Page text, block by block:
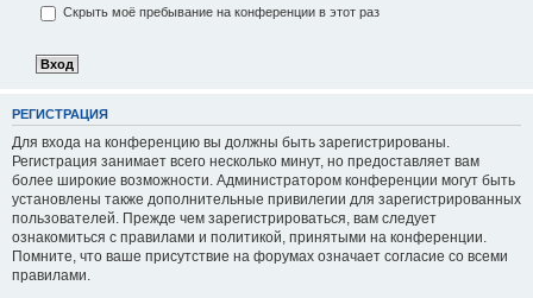
Скрыть моё пребывание на конференции в этот раз
РЕГИСТРАЦИЯ
Для входа на конференцию вы должны быть зарегистрированы.
Регистрация занимает всего несколько минут, но предоставляет вам
более широкие возможности. Администратором конференции могут быть
установлены также дополнительные привилегии для зарегистрированных
пользователей. Прежде чем зарегистрироваться, вам следует
ознакомиться с правилами и политикой, принятыми на конференции.
Помните, что ваше присутствие на форумах означает согласие со всеми
правилами.